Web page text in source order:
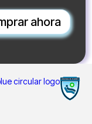
ahora